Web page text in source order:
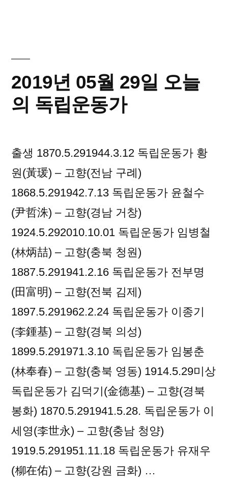
2019년 05월 29일 오늘
의 독립운동가
출생 1870.5.291944.3.12 독립운동가 황
원(黃瑗) – 고향(전남 구례)
1868.5.291942.7.13 독립운동가 윤철수
(尹哲洙) – 고향(경남 거창)
1924.5.292010.10.01 독립운동가 임병철
(林炳喆) – 고향(충북 청원)
1887.5.291941.2.16 독립운동가 전부명
(田富明) – 고향(전북 김제)
1897.5.291962.2.24 독립운동가 이종기
(李鍾基) – 고향(경북 의성)
1899.5.291971.3.10 독립운동가 임봉춘
(林奉春) – 고향(충북 영동) 1914.5.29미상
독립운동가 김덕기(金德基) – 고향(경북
봉화) 1870.5.291941.5.28. 독립운동가 이
세영(李世永) – 고향(충남 청양)
1919.5.291951.11.18 독립운동가 유재우
(柳在佑) – 고향(강원 금화) …